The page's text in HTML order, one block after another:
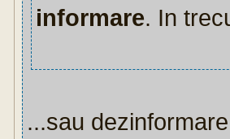
informare. In
...sau